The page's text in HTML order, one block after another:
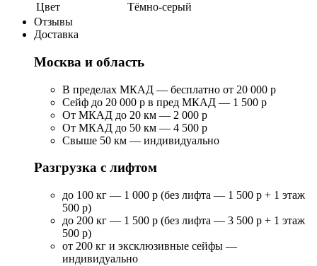
Цвет
Тёмно-серый
Отзывы
Доставка
Москва и область
В пределах МКАД — бесплатно от 20 000 р
Сейф до 20 000 р в пред МКАД — 1 500 р
От МКАД до 20 км — 2 000 р
От МКАД до 50 км — 4 500 р
Свыше 50 км — индивидуально
Разгрузка с лифтом
до 100 кг — 1 000 р (без лифта — 1 500 р + 1 этаж
500 р)
до 200 кг — 1 500 р (без лифта — 3 500 р + 1 этаж
500 р)
от 200 кг и эксклюзивные сейфы —
индивидуально